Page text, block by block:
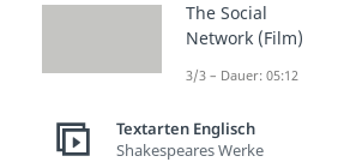
The Social
Network (Film)
3/3 – Dauer: 05:12
Textarten Englisch
Shakespeares Werke